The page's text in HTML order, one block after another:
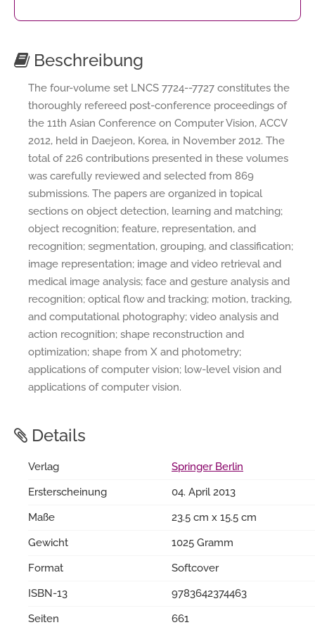
Beschreibung
The four-volume set LNCS 7724--7727 constitutes the
thoroughly refereed post-conference proceedings of
the 11th Asian Conference on Computer Vision, ACCV
2012, held in Daejeon, Korea, in November 2012. The
total of 226 contributions presented in these volumes
was carefully reviewed and selected from 869
submissions. The papers are organized in topical
sections on object detection, learning and matching;
object recognition; feature, representation, and
recognition; segmentation, grouping, and classification;
image representation; image and video retrieval and
medical image analysis; face and gesture analysis and
recognition; optical flow and tracking; motion, tracking,
and computational photography; video analysis and
action recognition; shape reconstruction and
optimization; shape from X and photometry;
applications of computer vision; low-level vision and
applications of computer vision.
Details
Verlag
Springer Berlin
Ersterscheinung
04. April 2013
Maße
23.5 cm x 15.5 cm
Gewicht
1025 Gramm
Format
Softcover
ISBN-13
9783642374463
Seiten
661